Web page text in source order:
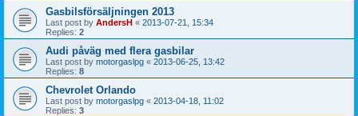
Gasbilsförsäljningen 2013
Last post by AndersH « 2013-07-21, 15:34
Replies: 2
Audi påväg med flera gasbilar
Last post by motorgaslpg « 2013-06-25, 13:42
Replies: 8
Chevrolet Orlando
Last post by motorgaslpg « 2013-04-18, 11:02
Replies: 3